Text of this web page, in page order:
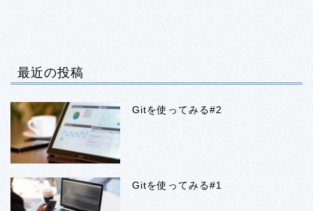
最近の投稿
Gitを使ってみる#2
Gitを使ってみる#1